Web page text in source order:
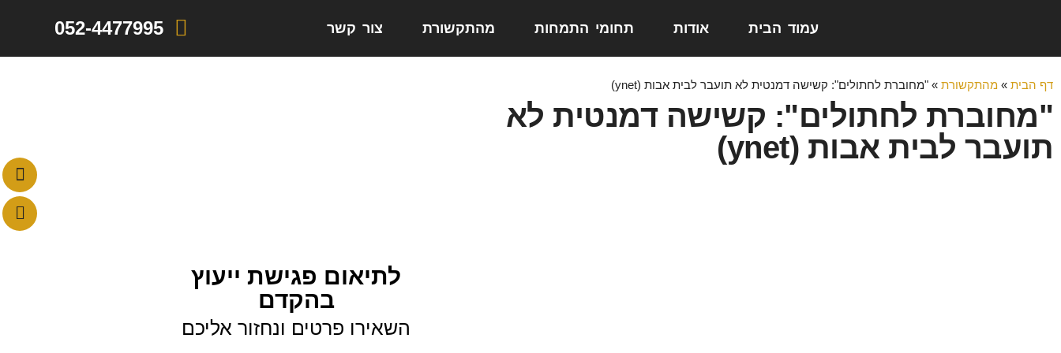
עמוד הבית אודות תחומי התמחות מהתקשורת צור קשר 052-4477995
דף הבית » מהתקשורת » "מחוברת לחתולים": קשישה דמנטית לא תועבר לבית אבות (ynet)
"מחוברת לחתולים": קשישה דמנטית לא
תועבר לבית אבות (ynet)
לתיאום פגישת ייעוץ
בהקדם
השאירו פרטים ונחזור אליכם